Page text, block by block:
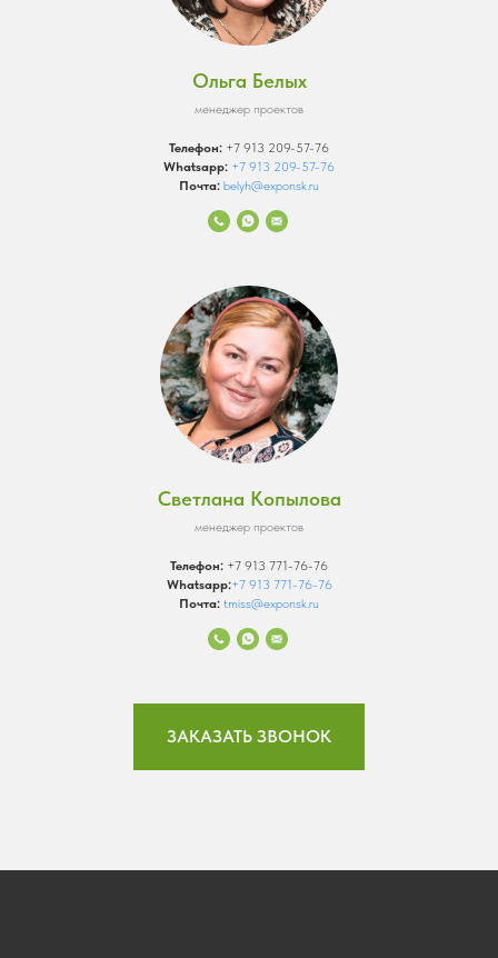
Ольга Белых
менеджер проектов
Телефон: +7 913 209-57-76
Whatsapp: +7 913 209-57-76
Почта: belyh@exponsk.ru
Светлана Копылова
менеджер проектов
Телефон: +7 913 771-76-76
Whatsapp:+7 913 771-76-76
Почта: tmiss@exponsk.ru
ЗАКАЗАТЬ ЗВОНОК